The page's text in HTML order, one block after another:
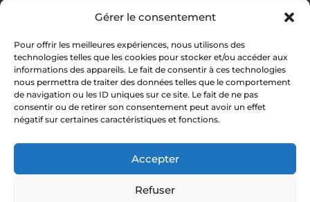
Gérer le consentement
Pour offrir les meilleures expériences, nous utilisons des
technologies telles que les cookies pour stocker et/ou accéder aux
informations des appareils. Le fait de consentir à ces technologies
nous permettra de traiter des données telles que le comportement
de navigation ou les ID uniques sur ce site. Le fait de ne pas
consentir ou de retirer son consentement peut avoir un effet
négatif sur certaines caractéristiques et fonctions.
Accepter
Refuser
Football
Rugby
Athlétisme
Autres sports